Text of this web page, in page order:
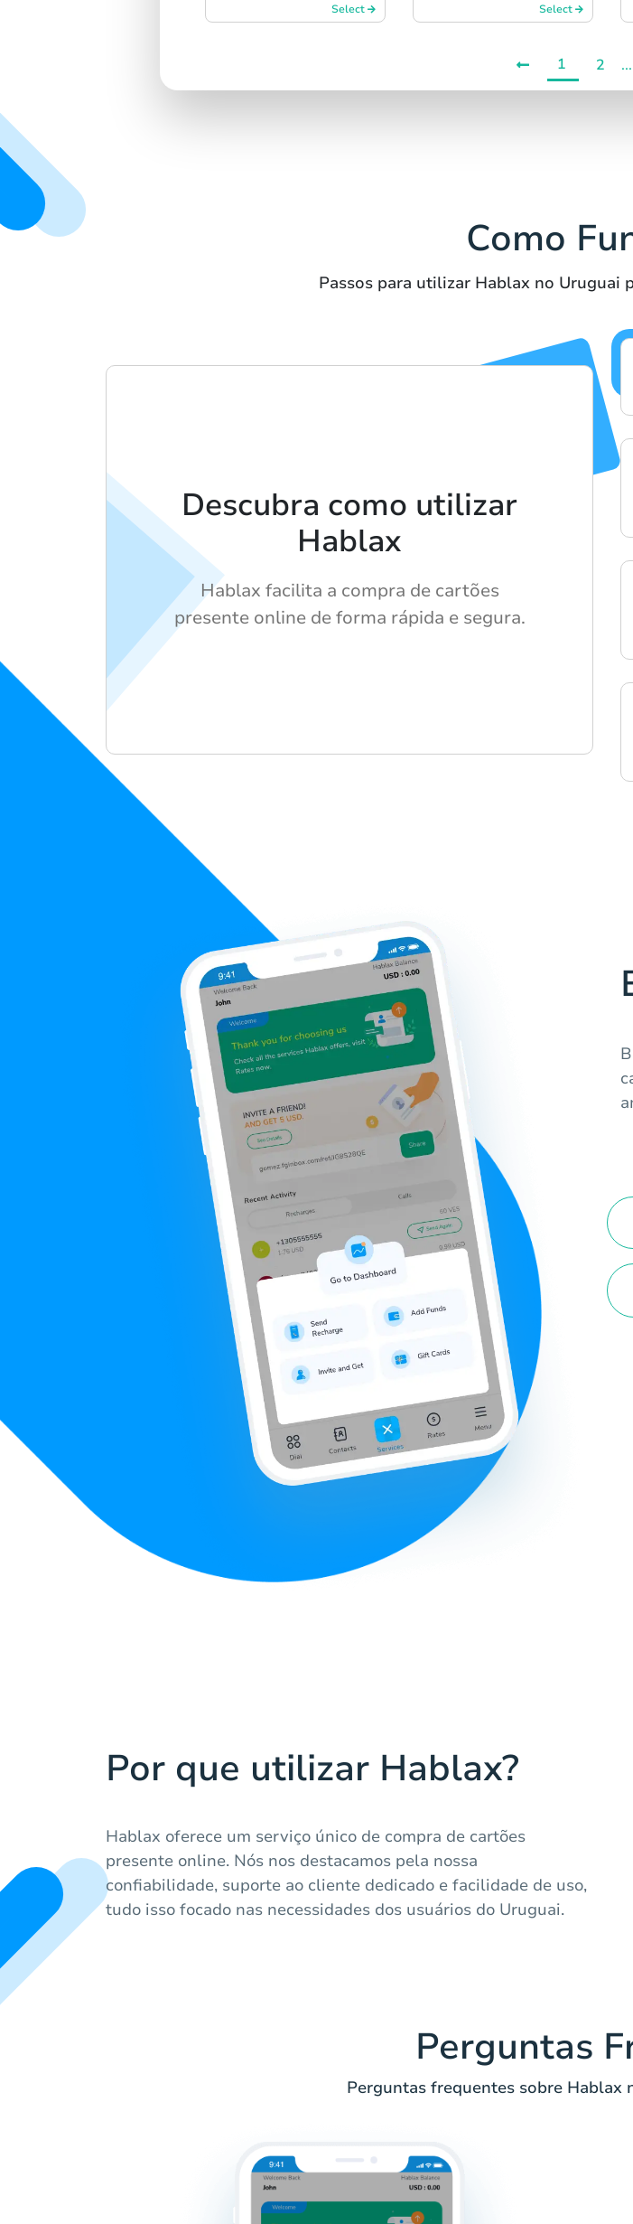
Select
Select
1 2 ...
Como
Passos para utilizar Hablax no Uruguai
Descubra como utilizar
Hablax
Hablax facilita a compra de cartões
presente online de forma rápida e segura.
Por que utilizar Hablax?
Hablax oferece um serviço único de compra de cartões
presente online. Nós nos destacamos pela nossa
confiabilidade, suporte ao cliente dedicado e facilidade de uso,
tudo isso focado nas necessidades dos usuários do Uruguai.
Perguntas
Perguntas frequentes sobre Hablax